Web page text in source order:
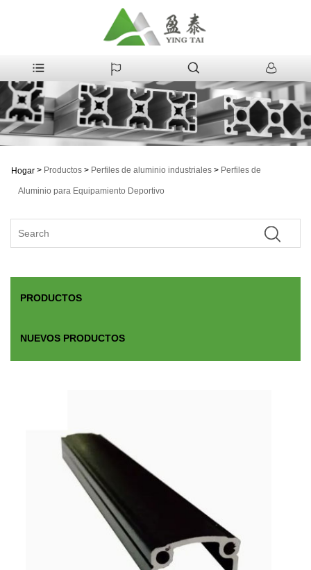
Hogar > Productos > Perfiles de aluminio industriales > Perfiles de
Aluminio para Equipamiento Deportivo
PRODUCTOS
NUEVOS PRODUCTOS